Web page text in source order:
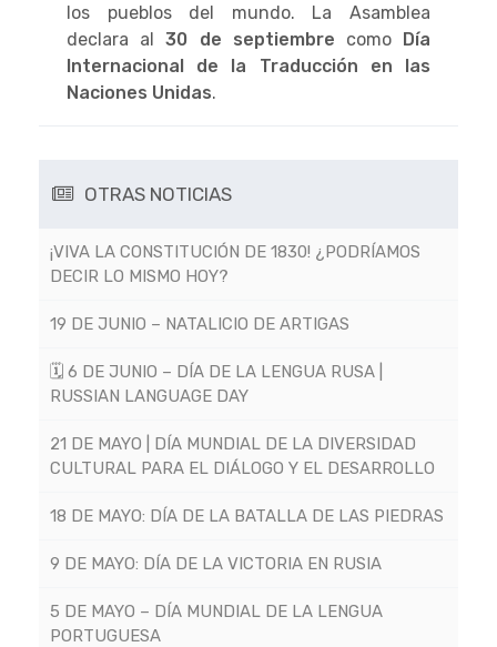
los pueblos del mundo. La Asamblea
declara al30 de septiembre como Día
Internacional de la Traducción en las
Naciones Unidas.
OTRAS NOTICIAS
¡VIVA LA CONSTITUCIÓN DE 1830! ¿PODRÍAMOS
DECIR LO MISMO HOY?
19 DE JUNIO – NATALICIO DE ARTIGAS
🗓 6 DE JUNIO – DÍA DE LA LENGUA RUSA |
RUSSIAN LANGUAGE DAY
21 DE MAYO | DÍA MUNDIAL DE LA DIVERSIDAD
CULTURAL PARA EL DIÁLOGO Y EL DESARROLLO
18 DE MAYO: DÍA DE LA BATALLA DE LAS PIEDRAS
9 DE MAYO: DÍA DE LA VICTORIA EN RUSIA
5 DE MAYO – DÍA MUNDIAL DE LA LENGUA
PORTUGUESA